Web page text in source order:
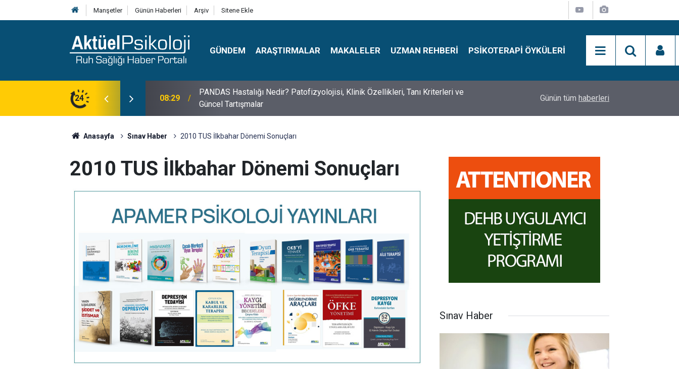
Manşetler Günün Haberleri Arşiv Sitene Ekle
GÜNDEM ARAŞTIRMALAR MAKALELER UZMAN REHBERI PSIKOTERAPI ÖYKÜLERI
24
Güncel Tartışmalar
10:30
10 Mayıs Psikologlar Günü Nasıl Ortaya Çıktı? 10 Mayıs Tarihinin Hikayesi Simon Says Dikkat Programı Nedir?
Günün tüm haberleri
Anasayfa Sınav Haber 2010 TUS İlkbahar Dönemi Sonuçları
2010 TUS İlkbahar Dönemi Sonuçları
Sınav Haber